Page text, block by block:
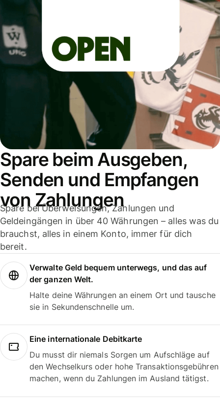
Spare beim Ausgeben,
Senden und Empfangen
von Zahlungen
Spare bei Überweisungen, Zahlungen und
Geldeingängen in über 40 Währungen – alles was du
brauchst, alles in einem Konto, immer für dich
bereit.
Verwalte Geld bequem unterwegs, und das auf
der ganzen Welt.
Halte deine Währungen an einem Ort und tausche
sie in Sekundenschnelle um.
Eine internationale Debitkarte
Du musst dir niemals Sorgen um Aufschläge auf
den Wechselkurs oder hohe Transaktionsgebühren
machen, wenn du Zahlungen im Ausland tätigst.